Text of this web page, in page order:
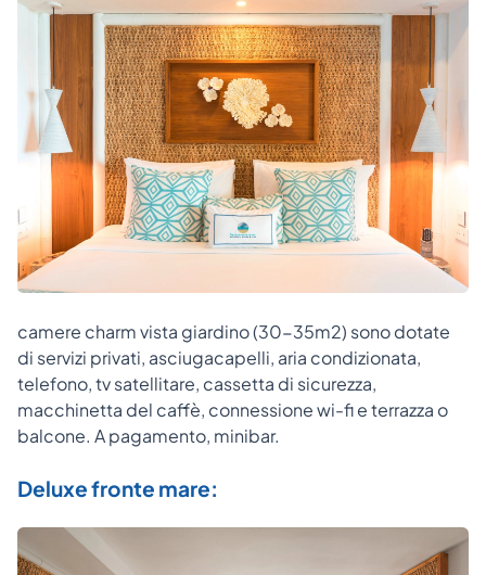
camere charm vista giardino (30-35m2) sono dotate
di servizi privati, asciugacapelli, aria condizionata,
telefono, tv satellitare, cassetta di sicurezza,
macchinetta del caffè, connessione wi-fi e terrazza o
balcone. A pagamento, minibar.
Deluxe fronte mare: